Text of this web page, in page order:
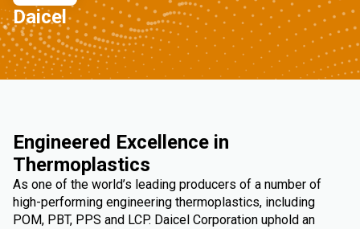
Daicel
Engineered Excellence in
Thermoplastics
As one of the world’s leading producers of a number of
high-performing engineering thermoplastics, including
POM, PBT, PPS and LCP. Daicel Corporation uphold an